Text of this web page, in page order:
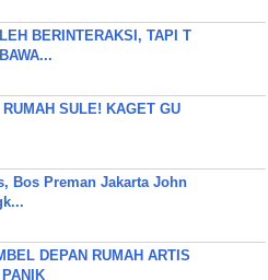
BERINTERAKSI, TAPI T
SULE! KAGET GU
Bos Preman Jakarta John
DEPAN RUMAH ARTIS
PANIK